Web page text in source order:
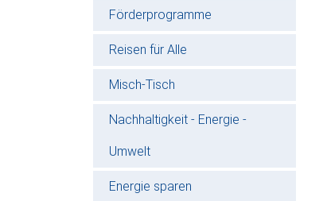
Förderprogramme
Reisen für Alle
Misch-Tisch
Nachhaltigkeit - Energie -
Umwelt
Energie sparen